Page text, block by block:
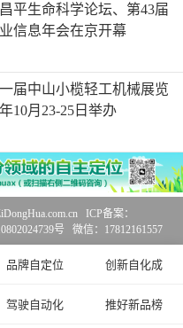
平生命科学论坛、第43届
信息年会在京开幕
届中山小榄轻工机械展览
10月23-25日举办
品牌自定位 创新自化成
驾驶自动化 推好新品榜
ICP备案：
号 微信：17812161557